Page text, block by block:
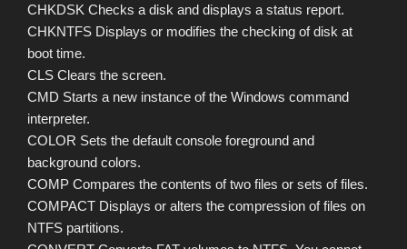
CHKDSK Checks a disk and displays a status report.
CHKNTFS Displays or modifies the checking of disk at
boot time.
CLS Clears the screen.
CMD Starts a new instance of the Windows command
interpreter.
COLOR Sets the default console foreground and
background colors.
COMP Compares the contents of two files or sets of files.
COMPACT Displays or alters the compression of files on
NTFS partitions.